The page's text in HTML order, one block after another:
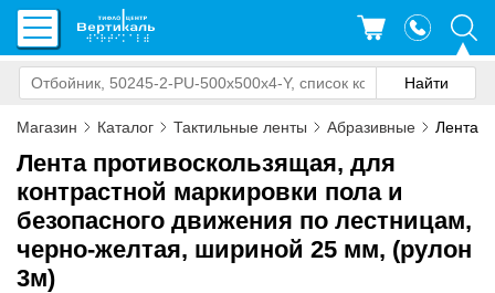
Магазин Каталог Тактильные ленты Абразивные Лента
Лента противоскользящая, для
контрастной маркировки пола и
безопасного движения по лестницам,
черно-желтая, шириной 25 мм, (рулон
3м)